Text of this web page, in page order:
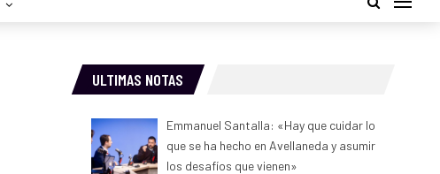
ULTIMAS NOTAS
Emmanuel Santalla: «Hay que cuidar lo
que se ha hecho en Avellaneda y asumir
los desafíos que vienen»